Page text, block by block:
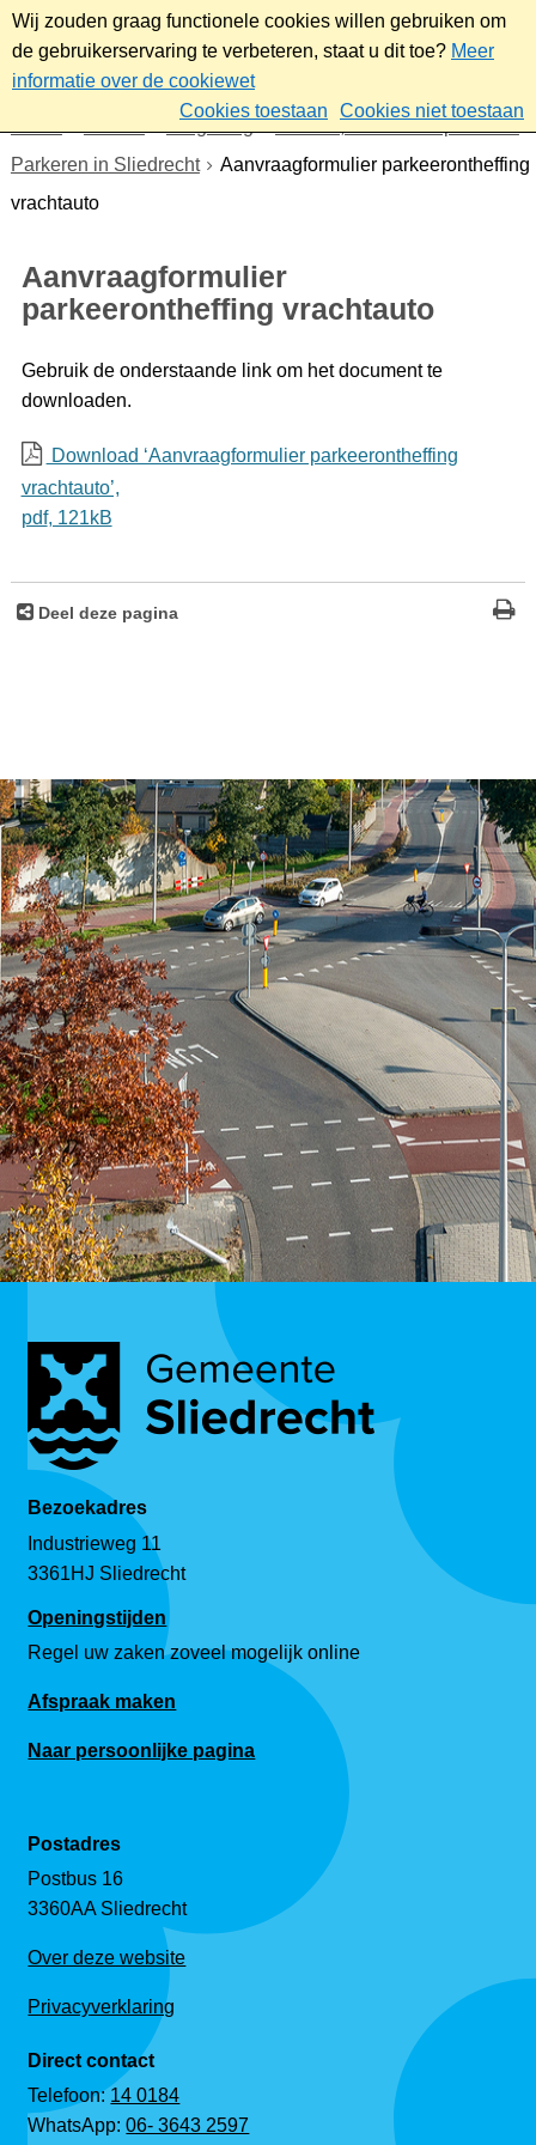
Wij zouden graag functionele cookies willen gebruiken om
de gebruikerservaring te verbeteren, staat u dit toe? Meer
informatie over de cookiewet
Cookies toestaan
Cookies niet toestaan
Omgeving
Verkeer, vervoer en parkeren
Parkeren in Sliedrecht
Aanvraagformulier parkeerontheffing
vrachtauto
Aanvraagformulier
parkeerontheffing vrachtauto
Gebruik de onderstaande link om het document te
downloaden.
Download ‘Aanvraagformulier parkeerontheffing
vrachtauto’,
pdf, 121kB
Deel deze pagina
Bezoekadres
Industrieweg 11
3361HJ Sliedrecht
Openingstijden
Regel uw zaken zoveel mogelijk online
Afspraak maken
Naar persoonlijke pagina
Postadres
Postbus 16
3360AA Sliedrecht
Over deze website
Privacyverklaring
Direct contact
Telefoon:14 0184
WhatsApp:06- 3643 2597